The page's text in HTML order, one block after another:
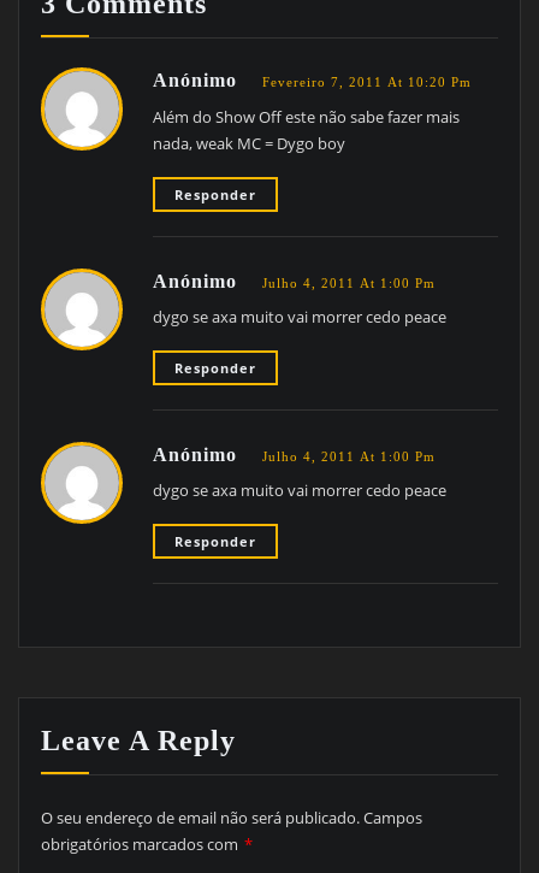
Anónimo Fevereiro 7, 2011 At 10:20 Pm
Além do Show Off este não sabe fazer mais
nada, weak MC = Dygo boy
Responder
Anónimo Julho 4, 2011 At 1:00 Pm
dygo se axa muito vai morrer cedo peace
Responder
Anónimo Julho 4, 2011 At 1:00 Pm
dygo se axa muito vai morrer cedo peace
Responder
Leave A Reply
O seu endereço de email não será publicado.Campos
obrigatórios marcados com *